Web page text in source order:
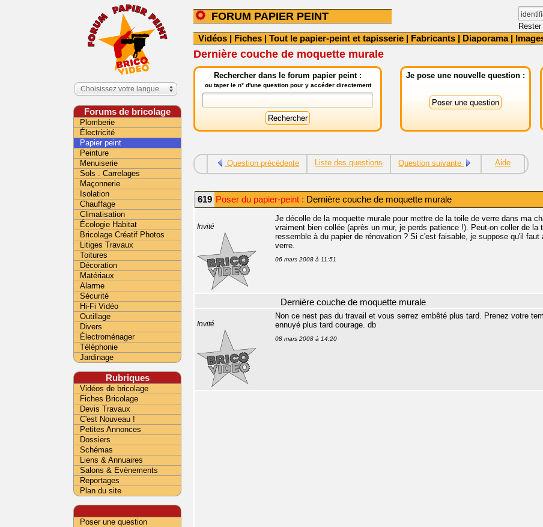
FORUM PAPIER PEINT
Vidéos | Fiches | Tout le papier-peint et tapisserie | Fabricants | Diaporama|
Dernière couche de moquette murale
Rechercher dans le forum papier peint :
ou taper le n° d'une question pour y accéder directement
Je pose une nouvelle question :
Question précédente Liste des questions Question suivante Aide
619 Poser du papier-peint : Dernière couche de moquette murale
Invité
Je décolle de la moquette murale pour mettre de la toile de verre dans ma
vraiment bien collée (après un mur, je perds patience !). Peut-on coller de
ressemble à du papier de rénovation ? Si c'est faisable, je suppose qu'il
verre.
06 mars 2008 à 11:51
Dernière couche de moquette murale
Invité
Non ce nest pas du travail et vous serrez embêté plus tard. Prenez votre
ennuyé plus tard courage. db
08 mars 2008 à 14:20
Choisissez votre langue
Forums de bricolage
Plomberie
Électricité
Papier peint
Peinture
Menuiserie
Sols . Carrelages
Maçonnerie
Isolation
Chauffage
Climatisation
Écologie Habitat
Bricolage Créatif Photos
Litiges Travaux
Toitures
Décoration
Matériaux
Alarme
Sécurité
Hi-Fi Vidéo
Outillage
Divers
Électroménager
Téléphonie
Jardinage
Rubriques
Vidéos de bricolage
Fiches Bricolage
Devis Travaux
C'est Nouveau !
Petites Annonces
Dossiers
Schémas
Liens & Annuaires
Salons & Evènements
Reportages
Plan du site
Poser une question